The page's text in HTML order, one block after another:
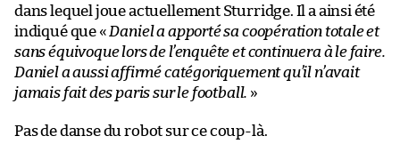
dans lequel joue actuellement Sturridge. Il a ainsi été
indiqué que «Daniel a apporté sa coopération totale et
sans équivoque lors de l’enquête et continuera à le faire.
Daniel a aussi affirmé catégoriquement qu’il n’avait
jamais fait des paris sur le football. »
Pas de danse du robot sur ce coup-là.